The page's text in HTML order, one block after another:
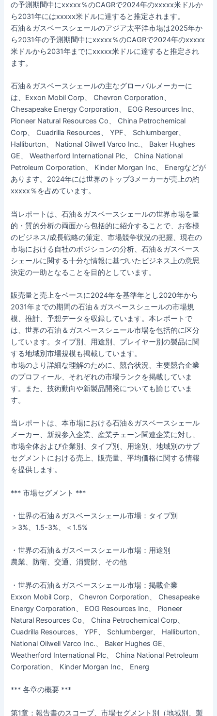
の予測期間中にxxxxx％のCAGRで2024年のxxxxx米ドルか
ら2031年にはxxxxx米ドルに達すると推定されます。
石油＆ガスベースシェールのアジア太平洋市場は2025年か
ら2031年の予測期間中にxxxxx％のCAGRで2024年のxxxxx
米ドルから2031年までにxxxxx米ドルに達すると推定され
ます。
石油＆ガスベースシェールの主なグローバルメーカーに
は、Exxon Mobil Corp、 Chevron Corporation、
Chesapeake Energy Corporation、 EOG Resources Inc、
Pioneer Natural Resources Co、 China Petrochemical
Corp、 Cuadrilla Resources、 YPF、 Schlumberger、
Halliburton、 National Oilwell Varco Inc.、 Baker Hughes
GE、 Weatherford International Plc、 China National
Petroleum Corporation、 Kinder Morgan Inc、 Energなどが
あります。2024年には世界のトップ3メーカーが売上の約
xxxxx％を占めています。
当レポートは、石油＆ガスベースシェールの世界市場を量
的・質的分析の両面から包括的に紹介することで、お客様
のビジネス/成長戦略の策定、市場競争状況の把握、現在の
市場における自社のポジションの分析、石油＆ガスベース
シェールに関する十分な情報に基づいたビジネス上の意思
決定の一助となることを目的としています。
販売量と売上をベースに2024年を基準年とし2020年から
2031年までの期間の石油＆ガスベースシェールの市場規
模、推計、予想データを収録しています。本レポートで
は、世界の石油＆ガスベースシェール市場を包括的に区分
しています。タイプ別、用途別、プレイヤー別の製品に関
する地域別市場規模も掲載しています。
市場のより詳細な理解のために、競合状況、主要競合企業
のプロフィール、それぞれの市場ランクを掲載していま
す。また、技術動向や新製品開発についても論じていま
す。
当レポートは、本市場における石油＆ガスベースシェール
メーカー、新規参入企業、産業チェーン関連企業に対し、
市場全体および企業別、タイプ別、用途別、地域別のサブ
セグメントにおける売上、販売量、平均価格に関する情報
を提供します。
*** 市場セグメント ***
・世界の石油＆ガスベースシェール市場：タイプ別
＞3%、1.5-3%、＜1.5%
・世界の石油＆ガスベースシェール市場：用途別
農業、防衛、交通、消費財、その他
・世界の石油＆ガスベースシェール市場：掲載企業
Exxon Mobil Corp、 Chevron Corporation、 Chesapeake
Energy Corporation、 EOG Resources Inc、 Pioneer
Natural Resources Co、 China Petrochemical Corp、
Cuadrilla Resources、 YPF、 Schlumberger、 Halliburton、
National Oilwell Varco Inc.、 Baker Hughes GE、
Weatherford International Plc、 China National Petroleum
Corporation、 Kinder Morgan Inc、 Energ
*** 各章の概要 ***
第1章：報告書のスコープ、市場セグメント別（地域別、製